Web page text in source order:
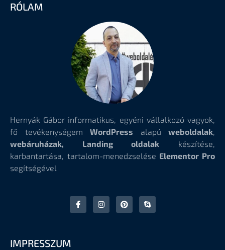
RÓLAM
Hernyák Gábor informatikus, egyéni vállalkozó vagyok,
fő tevékenységem WordPress alapú weboldalak,
webáruházak, Landing oldalak készítése,
karbantartása, tartalom-menedzselése Elementor Pro
segítségével
IMPRESSZUM